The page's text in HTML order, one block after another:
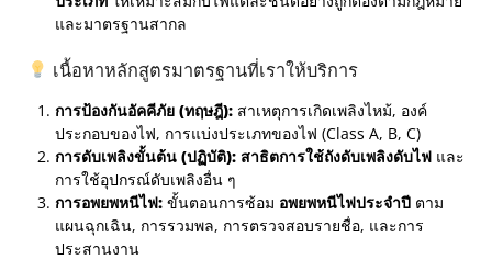
และมาตรฐานสากล
เนื้อหาหลักสูตรมาตรฐานที่เราให้บริการ
การป้องกันอัคคีภัย (ทฤษฎี): สาเหตุการเกิดเพลิงไหม้, องค์
ประกอบของไฟ, การแบ่งประเภทของไฟ (Class A, B, C)
การดับเพลิงขั้นต้น (ปฏิบัติ): สาธิตการใช้ถังดับเพลิงดับไฟ และ
การใช้อุปกรณ์ดับเพลิงอื่น ๆ
การอพยพหนีไฟ: ขั้นตอนการซ้อม อพยพหนีไฟประจำปี ตาม
แผนฉุกเฉิน, การรวมพล, การตรวจสอบรายชื่อ, และการ
ประสานงาน